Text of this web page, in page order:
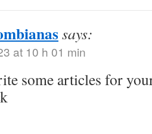
says:
at 10 h 01 min
some articles for